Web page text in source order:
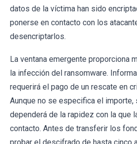
datos de la víctima han sido
ponerse en contacto con los
desencriptarlos.
La ventana emergente proporciona
la infección del ransomware.
requerirá el pago de un rescate en
Aunque no se especifica el importe,
dependerá de la rapidez con la que
contacto. Antes de transferir los